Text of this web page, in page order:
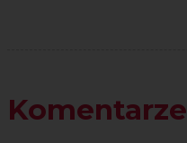
Komentarze